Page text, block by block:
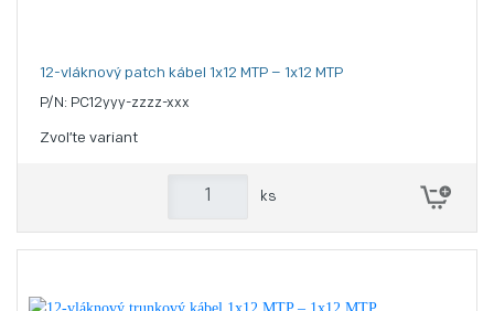
12-vláknový patch kábel 1x12 MTP – 1x12 MTP
P/N: PC12yyy-zzzz-xxx
Zvoľte variant
ks